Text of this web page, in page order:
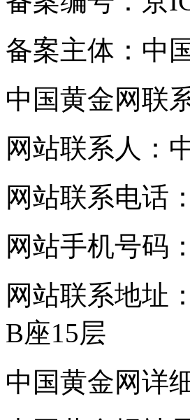
备案主体：中
中国黄金网联
网站联系人：
网站联系电话
网站手机号码
网站联系地址
B座15层
中国黄金网详